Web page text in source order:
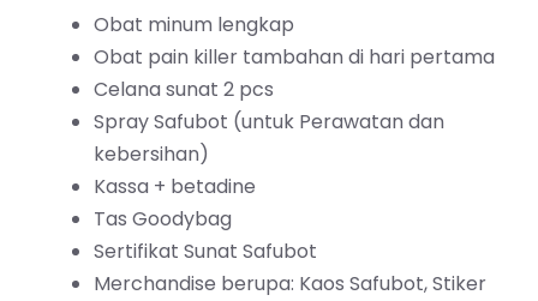
Obat minum lengkap
Obat pain killer tambahan di hari pertama
Celana sunat 2 pcs
Spray Safubot (untuk Perawatan dan
kebersihan)
Kassa + betadine
Tas Goodybag
Sertifikat Sunat Safubot
Merchandise berupa: Kaos Safubot, Stiker